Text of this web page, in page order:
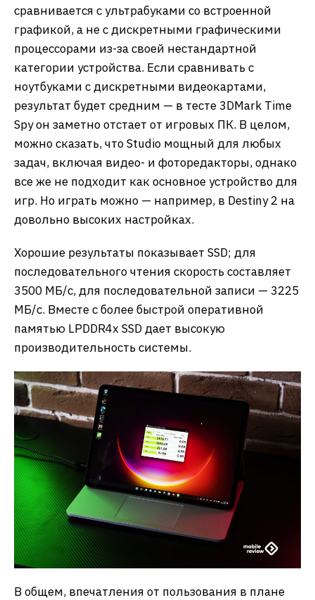
сравнивается с ультрабуками со встроенной
графикой, а не с дискретными графическими
процессорами из-за своей нестандартной
категории устройства. Если сравнивать с
ноутбуками с дискретными видеокартами,
результат будет средним — в тесте 3DMark Time
Spy он заметно отстает от игровых ПК. В целом,
можно сказать, что Studio мощный для любых
задач, включая видео- и фоторедакторы, однако
все же не подходит как основное устройство для
игр. Но играть можно — например, в Destiny 2 на
довольно высоких настройках.
Хорошие результаты показывает SSD; для
последовательного чтения скорость составляет
3500 МБ/с, для последовательной записи — 3225
МБ/с. Вместе с более быстрой оперативной
памятью LPDDR4x SSD дает высокую
производительность системы.
В общем, впечатления от пользования в плане